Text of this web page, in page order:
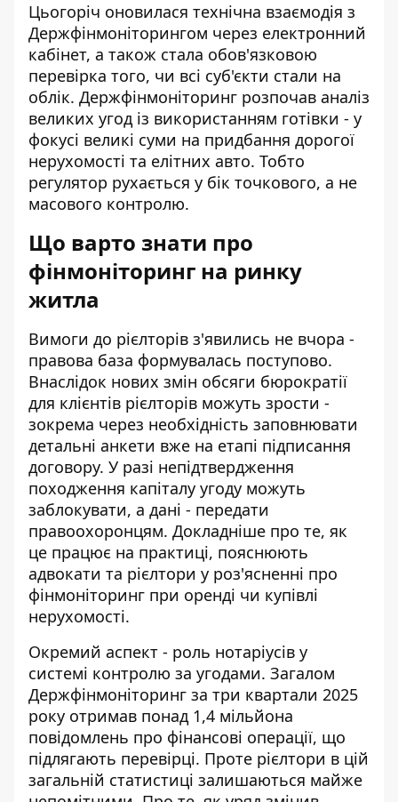
Цьогоріч оновилася технічна взаємодія з
Держфінмоніторингом через електронний
кабінет, а також стала обов'язковою
перевірка того, чи всі суб'єкти стали на
облік. Держфінмоніторинг розпочав аналіз
великих угод із використанням готівки - у
фокусі великі суми на придбання дорогої
нерухомості та елітних авто. Тобто
регулятор рухається у бік точкового, а не
масового контролю.
Що варто знати про
фінмоніторинг на ринку
житла
Вимоги до рієлторів з'явились не вчора -
правова база формувалась поступово.
Внаслідок нових змін обсяги бюрократії
для клієнтів рієлторів можуть зрости -
зокрема через необхідність заповнювати
детальні анкети вже на етапі підписання
договору. У разі непідтвердження
походження капіталу угоду можуть
заблокувати, а дані - передати
правоохоронцям. Докладніше про те, як
це працює на практиці, пояснюють
адвокати та рієлтори у роз'ясненні про
фінмоніторинг при оренді чи купівлі
нерухомості.
Окремий аспект - роль нотаріусів у
системі контролю за угодами. Загалом
Держфінмоніторинг за три квартали 2025
року отримав понад 1,4 мільйона
повідомлень про фінансові операції, що
підлягають перевірці. Проте рієлтори в цій
загальній статистиці залишаються майже